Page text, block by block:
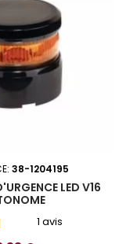
38-1204195
LED V16
1 avis